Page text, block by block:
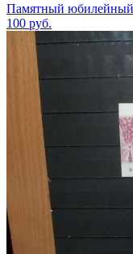
Памятный
100 руб.